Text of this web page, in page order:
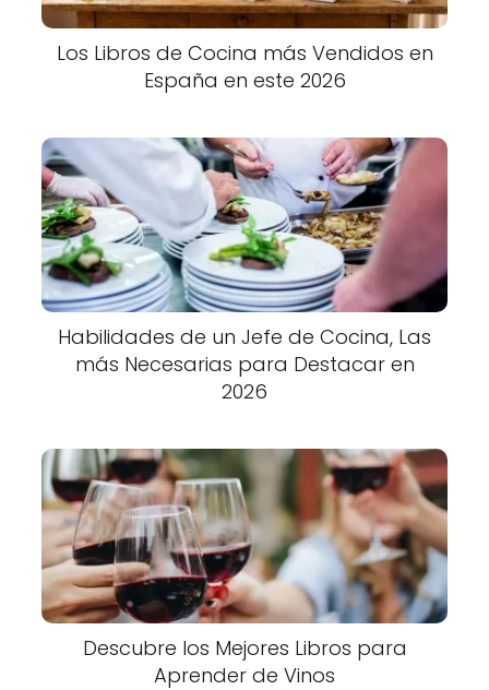
Los Libros de Cocina más Vendidos en
España en este 2026
Habilidades de un Jefe de Cocina, Las
más Necesarias para Destacar en
2026
Descubre los Mejores Libros para
Aprender de Vinos